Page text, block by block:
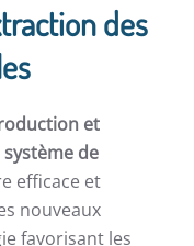
des
et
système de
efficace et
nouveaux
favorisant les